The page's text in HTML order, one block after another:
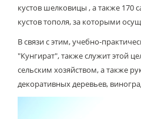
кустов шелковицы , а также 170
кустов тополя, за которыми
В связи с этим, учебно-
"Кунгират", также служит этой
сельским хозяйством, а также
декоративных деревьев,